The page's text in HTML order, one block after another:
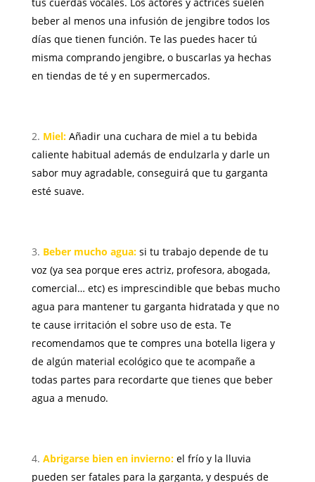
beber al menos una infusión de jengibre todos los
días que tienen función. Te las puedes hacer tú
misma comprando jengibre, o buscarlas ya hechas
en tiendas de té y en supermercados.
Miel: Añadir una cuchara de miel a tu bebida
caliente habitual además de endulzarla y darle un
sabor muy agradable, conseguirá que tu garganta
esté suave.
Beber mucho agua: si tu trabajo depende de tu
voz (ya sea porque eres actriz, profesora, abogada,
comercial… etc) es imprescindible que bebas mucho
agua para mantener tu garganta hidratada y que no
te cause irritación el sobre uso de esta. Te
recomendamos que te compres una botella ligera y
de algún material ecológico que te acompañe a
todas partes para recordarte que tienes que beber
agua a menudo.
Abrigarse bien en invierno: el frío y la lluvia
pueden ser fatales para la garganta, y después de